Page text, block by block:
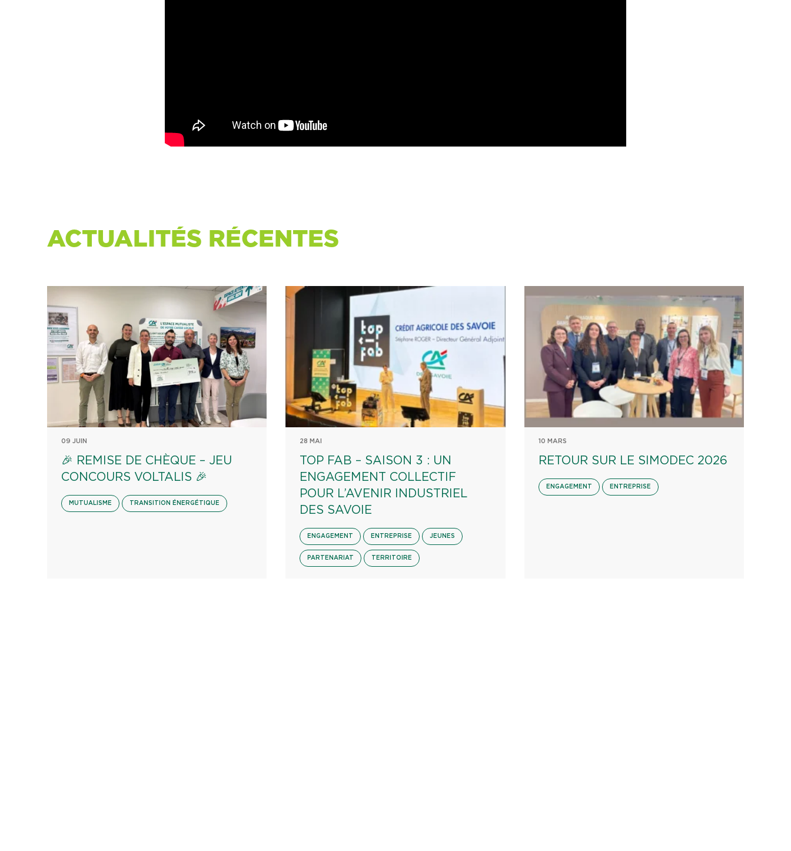
ACTUALITÉS RÉCENTES
09 JUIN
🎉 REMISE DE CHÈQUE – JEU
CONCOURS VOLTALIS 🎉
MUTUALISME TRANSITION ÉNERGÉTIQUE
28 MAI
TOP FAB – SAISON 3 : UN
ENGAGEMENT COLLECTIF
POUR L’AVENIR INDUSTRIEL
DES SAVOIE
ENGAGEMENT ENTREPRISE JEUNES
PARTENARIAT TERRITOIRE
10 MARS
RETOUR SUR LE SIMODEC 2026
ENGAGEMENT ENTREPRISE